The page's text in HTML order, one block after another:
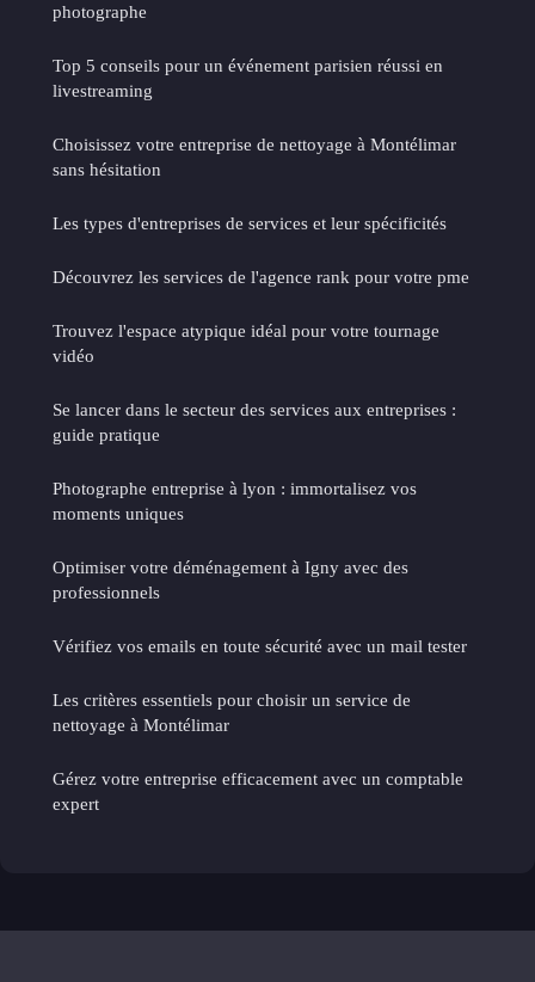
photographe
Top 5 conseils pour un événement parisien réussi en
livestreaming
Choisissez votre entreprise de nettoyage à Montélimar
sans hésitation
Les types d'entreprises de services et leur spécificités
Découvrez les services de l'agence rank pour votre pme
Trouvez l'espace atypique idéal pour votre tournage
vidéo
Se lancer dans le secteur des services aux entreprises :
guide pratique
Photographe entreprise à lyon : immortalisez vos
moments uniques
Optimiser votre déménagement à Igny avec des
professionnels
Vérifiez vos emails en toute sécurité avec un mail tester
Les critères essentiels pour choisir un service de
nettoyage à Montélimar
Gérez votre entreprise efficacement avec un comptable
expert